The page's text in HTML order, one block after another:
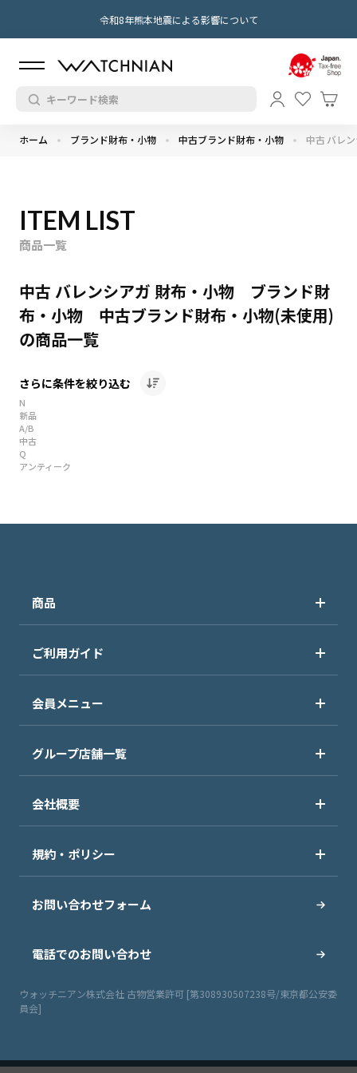
令和8年熊本地震による影響について
ホーム ブランド財布・小物 中古ブランド財布・小物 中古 バレ
ITEM LIST
商品一覧
中古 バレンシアガ 財布・小物 ブランド財
布・小物 中古ブランド財布・小物(未使用)
の商品一覧
さらに条件を絞り込む
N
新品
A/B
中古
Q
アンティーク
商品
ご利用ガイド
会員メニュー
グループ店舗一覧
会社概要
規約・ポリシー
お問い合わせフォーム
電話でのお問い合わせ
ウォッチニアン株式会社 古物営業許可 [第308930507238号/東京都公安委
員会]